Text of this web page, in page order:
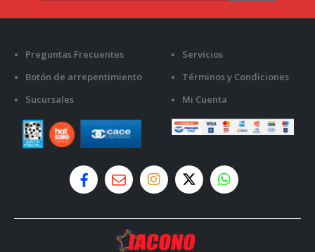
Preguntas Frecuentes
Botón de arrepentimiento
Sucursales
Servicios
Términos y Condiciones
Mi Cuenta